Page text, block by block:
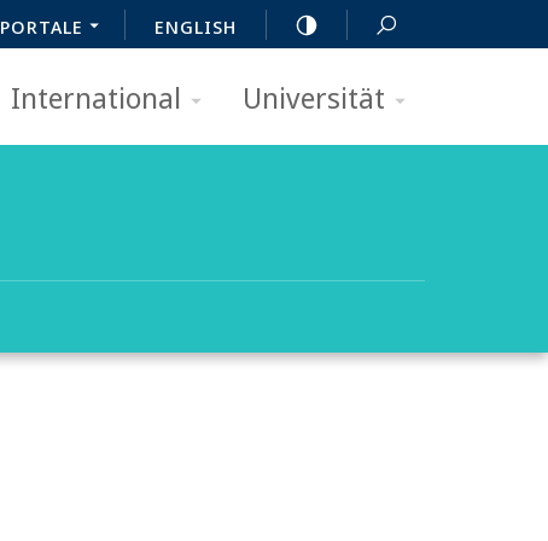
PORTALE ENGLISH
International Universität